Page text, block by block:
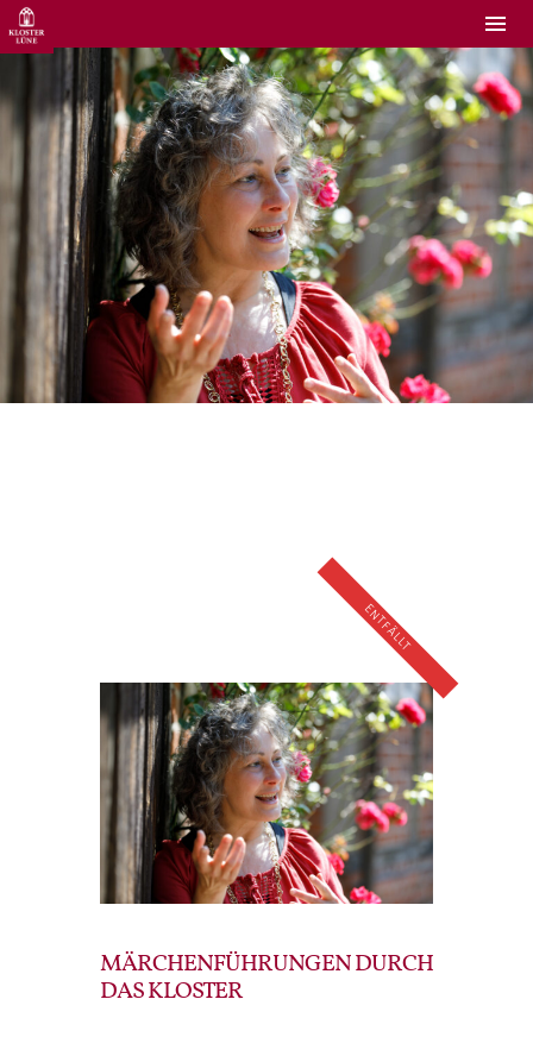
ENTFÄLLT
MÄRCHENFÜHRUNGEN DURCH
DAS KLOSTER